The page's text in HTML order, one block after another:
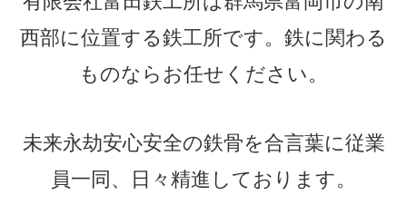
西部に位置する鉄工所です。鉄に関わる
ものならお任せください。
未来永劫安心安全の鉄骨を合言葉に従業
員一同、日々精進しております。